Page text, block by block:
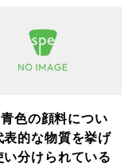
色の顔料につい
表的な物質を挙げ
い分けられている